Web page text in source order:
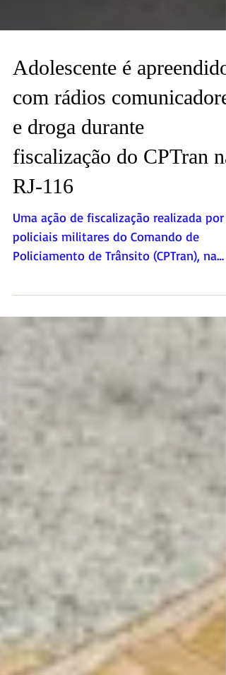
Adolescente é apreendido
com rádios
e droga durante
RJ-116
Uma ação de fiscalização realizada por
noite desta quinta-feira (18/06),
na apreensão de um adolescente
de drogas na RJ-116, altura do km 33, no
bairro Setenta, em Cachoeiras de
2ª Companhia de Polícia Rodoviária
Estadual (2ª CTRv), a equipe realizava
uma operação de fiscalização de
trânsito, prevenção criminal e repres